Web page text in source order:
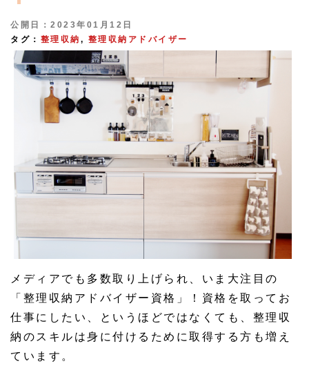
公開日：2023年01月12日
タグ： 整理収納 , 整理収納アドバイザー
メディアでも多数取り上げられ、いま大注目の
「整理収納アドバイザー資格」！資格を取ってお
仕事にしたい、というほどではなくても、整理収
納のスキルは身に付けるために取得する方も増え
ています。